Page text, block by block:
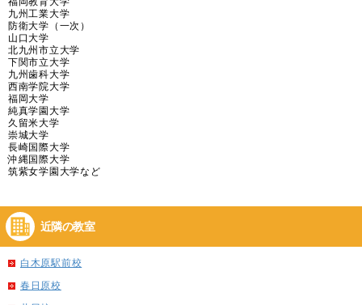
九州工業大学
防衛大学（一次）
山口大学
北九州市立大学
下関市立大学
九州歯科大学
西南学院大学
福岡大学
純真学園大学
久留米大学
崇城大学
長崎国際大学
沖縄国際大学
筑紫女学園大学など
近隣の教室
白木原駅前校
春日原校